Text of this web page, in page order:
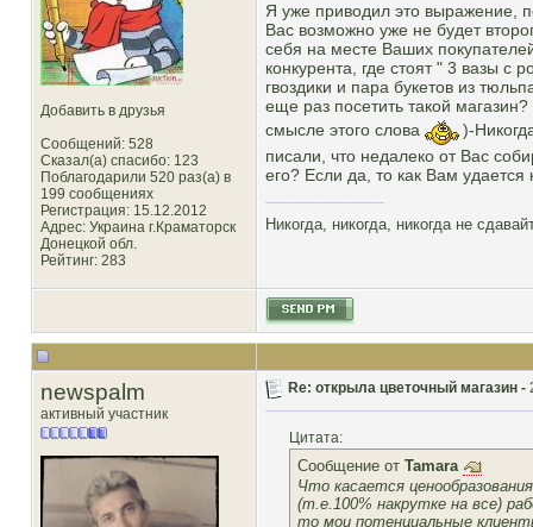
Добавить в друзья
Сообщений: 528
Сказал(а) спасибо: 123
Поблагодарили 520 раз(а) в
199 сообщениях
Регистрация: 15.12.2012
Адрес: Украина г.Краматорск
Донецкой обл.
Рейтинг: 283
Я уже приводил это выражение,
Вас возможно уже не будет
себя на месте Ваших
конкурента, где стоят " 3 вазы с
гвоздики и пара букетов из
еще раз посетить такой
смысле этого слова
)-
писали, что недалеко от Вас
его? Если да, то как Вам удается
Никогда, никогда, никогда не
newspalm
активный участник
Re: открыла цветочный магазин -
Цитата:
Сообщение от Tamara
Что касается
(т.е.100% накрутке на все)
то мои потенциальные